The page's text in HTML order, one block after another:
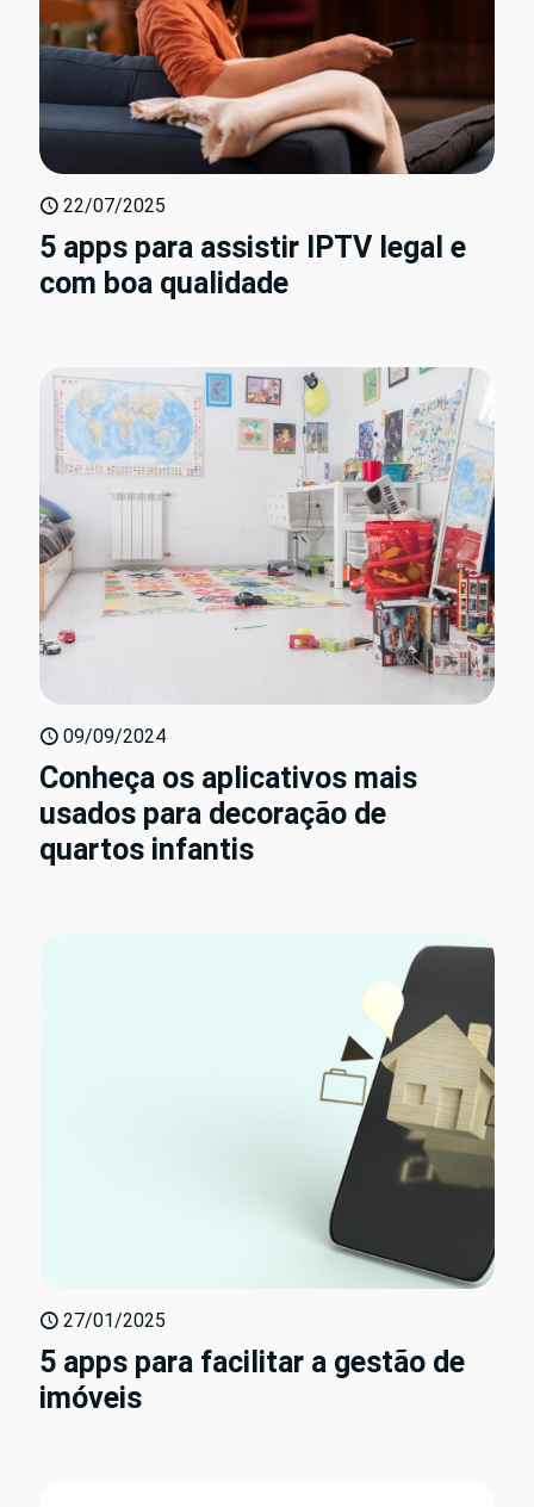
22/07/2025
5 apps para assistir IPTV legal e
com boa qualidade
09/09/2024
Conheça os aplicativos mais
usados para decoração de
quartos infantis
27/01/2025
5 apps para facilitar a gestão de
imóveis